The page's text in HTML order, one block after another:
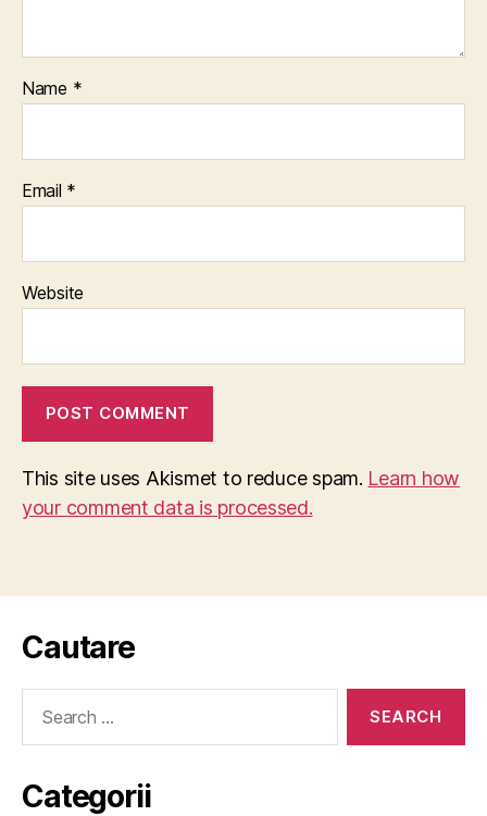
Name *
Email *
Website
This site uses Akismet to reduce spam. Learn how
your comment data is processed.
Cautare
Categorii